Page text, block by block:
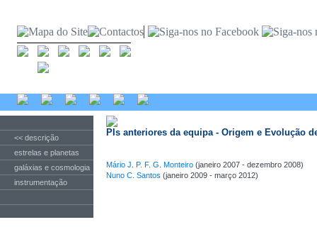
<< descrição
estrelas e planetas
galáxias e cosmologia
instrumentação
PIs anteriores da equipa - Origem e Evolução
Mário J. P. F. G. Monteiro (janeiro 2007 - dezembro 2008)
Nuno C. Santos (janeiro 2009 - março 2012)